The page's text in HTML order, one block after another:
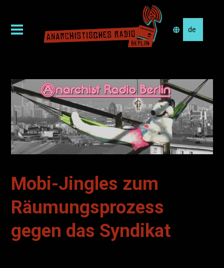
auswählen
Mobi-Jingles zum
Räumungsprozess
gegen das Syndikat